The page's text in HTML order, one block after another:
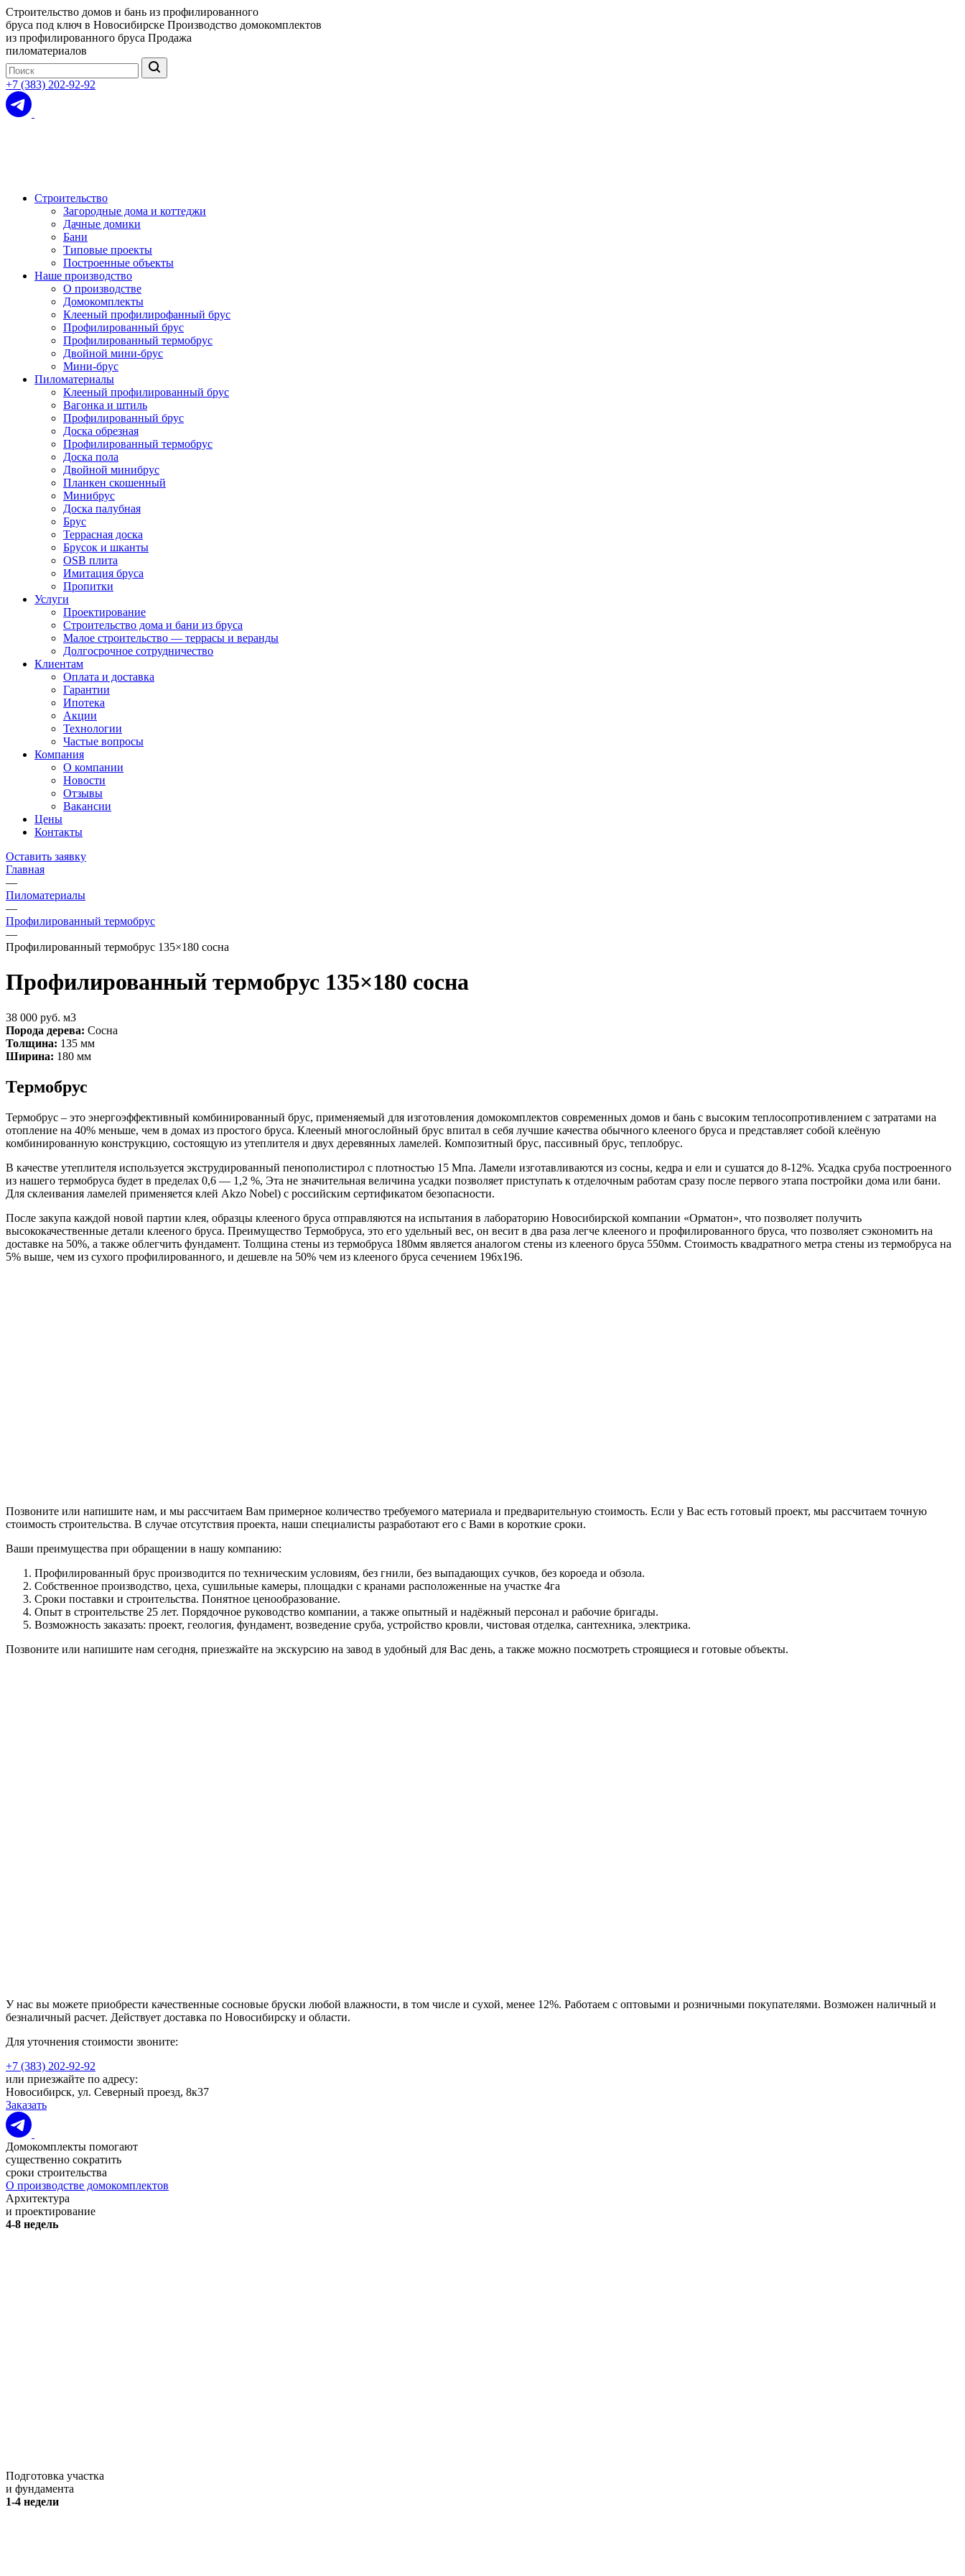
Строительство домов и бань из профилированного
бруса под ключ в Новосибирске Производство домокомплектов
из профилированного бруса Продажа
пиломатериалов
+7 (383) 202-92-92
Строительство
Загородные дома и коттеджи
Дачные домики
Бани
Типовые проекты
Построенные объекты
Наше производство
О производстве
Домокомплекты
Клееный профилирофанный брус
Профилированный брус
Профилированный термобрус
Двойной мини-брус
Мини-брус
Пиломатериалы
Клееный профилированный брус
Вагонка и штиль
Профилированный брус
Доска обрезная
Профилированный термобрус
Доска пола
Двойной минибрус
Планкен скошенный
Минибрус
Доска палубная
Брус
Террасная доска
Брусок и шканты
OSB плита
Имитация бруса
Пропитки
Услуги
Проектирование
Строительство дома и бани из бруса
Малое строительство — террасы и веранды
Долгосрочное сотрудничество
Клиентам
Оплата и доставка
Гарантии
Ипотека
Акции
Технологии
Частые вопросы
Компания
О компании
Новости
Отзывы
Вакансии
Цены
Контакты
Оставить заявку
Главная
—
Пиломатериалы
—
Профилированный термобрус
—
Профилированный термобрус 135×180 сосна
Профилированный термобрус 135×180 сосна
38 000 руб. м3
Порода дерева: Сосна
Толщина: 135 мм
Ширина: 180 мм
Термобрус
Термобрус – это энергоэффективный комбинированный брус, применяемый для изготовления домокомплектов современных домов и бань с высоким теплосопротивлением с затратами на
отопление на 40% меньше, чем в домах из простого бруса. Клееный многослойный брус впитал в себя лучшие качества обычного клееного бруса и представляет собой клеёную
комбинированную конструкцию, состоящую из утеплителя и двух деревянных ламелей. Композитный брус, пассивный брус, теплобрус.
В качестве утеплителя используется экструдированный пенополистирол с плотностью 15 Мпа. Ламели изготавливаются из сосны, кедра и ели и сушатся до 8-12%. Усадка сруба построенного
из нашего термобруса будет в пределах 0,6 — 1,2 %, Эта не значительная величина усадки позволяет приступать к отделочным работам сразу после первого этапа постройки дома или бани.
Для склеивания ламелей применяется клей Akzo Nobel) с российским сертификатом безопасности.
После закупа каждой новой партии клея, образцы клееного бруса отправляются на испытания в лабораторию Новосибирской компании «Орматон», что позволяет получить
высококачественные детали клееного бруса. Преимущество Термобруса, это его удельный вес, он весит в два раза легче клееного и профилированного бруса, что позволяет сэкономить на
доставке на 50%, а также облегчить фундамент. Толщина стены из термобруса 180мм является аналогом стены из клееного бруса 550мм. Стоимость квадратного метра стены из термобруса на
5% выше, чем из сухого профилированного, и дешевле на 50% чем из клееного бруса сечением 196х196.
Позвоните или напишите нам, и мы рассчитаем Вам примерное количество требуемого материала и предварительную стоимость. Если у Вас есть готовый проект, мы рассчитаем точную
стоимость строительства. В случае отсутствия проекта, наши специалисты разработают его с Вами в короткие сроки.
Ваши преимущества при обращении в нашу компанию:
Профилированный брус производится по техническим условиям, без гнили, без выпадающих сучков, без короеда и обзола.
Собственное производство, цеха, сушильные камеры, площадки с кранами расположенные на участке 4га
Сроки поставки и строительства. Понятное ценообразование.
Опыт в строительстве 25 лет. Порядочное руководство компании, а также опытный и надёжный персонал и рабочие бригады.
Возможность заказать: проект, геология, фундамент, возведение сруба, устройство кровли, чистовая отделка, сантехника, электрика.
Позвоните или напишите нам сегодня, приезжайте на экскурсию на завод в удобный для Вас день, а также можно посмотреть строящиеся и готовые объекты.
У нас вы можете приобрести качественные сосновые бруски любой влажности, в том числе и сухой, менее 12%. Работаем с оптовыми и розничными покупателями. Возможен наличный и
безналичный расчет. Действует доставка по Новосибирску и области.
Для уточнения стоимости звоните:
+7 (383) 202-92-92
или приезжайте по адресу:
Новосибирск, ул. Северный проезд, 8к37
Заказать
Домокомплекты помогают
существенно сократить
сроки строительства
О производстве домокомплектов
Архитектура
и проектирование
4-8 недель
Подготовка участка
и фундамента
1-4 недели